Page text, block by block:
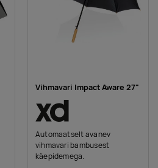
Vihmavari Impact Aware 27"
Automaatselt avanev
vihmavari bambusest
käepidemega.